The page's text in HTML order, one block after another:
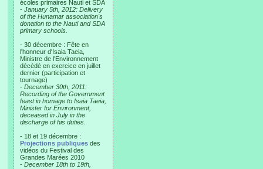
écoles primaires Nauti et SDA
- January 5th, 2012: Delivery
of the Hunamar association's
donation to the Nauti and SDA
primary schools.
- 30 décembre : Fête en
l'honneur d'Isaia Taeia,
Ministre de l'Environnement
décédé en exercice en juillet
dernier (participation et
tournage)
- December 30th, 2011:
Recording of the Government
feast in homage to Isaia Taeia,
Minister for Environment,
deceased in July in the
discharge of his duties.
- 18 et 19 décembre :
Projections publiques des
vidéos du Festival des
Grandes Marées 2010
- December 18th to 19th,